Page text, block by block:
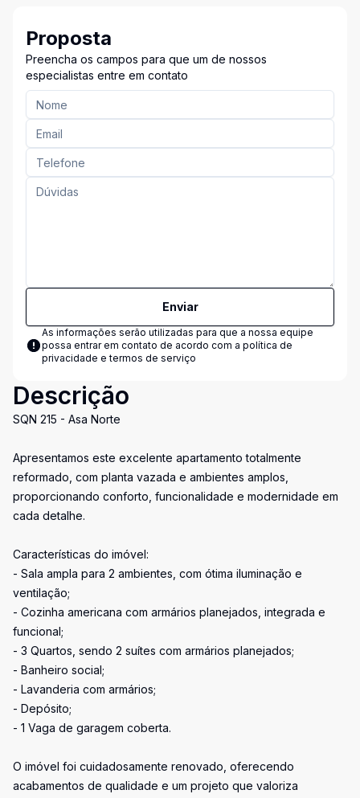
Proposta
Preencha os campos para que um de nossos
especialistas entre em contato
Enviar
As informações serão utilizadas para que a nossa equipe
possa entrar em contato de acordo com a política de
privacidade e termos de serviço
Descrição
SQN 215 - Asa Norte
Apresentamos este excelente apartamento totalmente
reformado, com planta vazada e ambientes amplos,
proporcionando conforto, funcionalidade e modernidade em
cada detalhe.
Características do imóvel:
- Sala ampla para 2 ambientes, com ótima iluminação e
ventilação;
- Cozinha americana com armários planejados, integrada e
funcional;
- 3 Quartos, sendo 2 suítes com armários planejados;
- Banheiro social;
- Lavanderia com armários;
- Depósito;
- 1 Vaga de garagem coberta.
O imóvel foi cuidadosamente renovado, oferecendo
acabamentos de qualidade e um projeto que valoriza